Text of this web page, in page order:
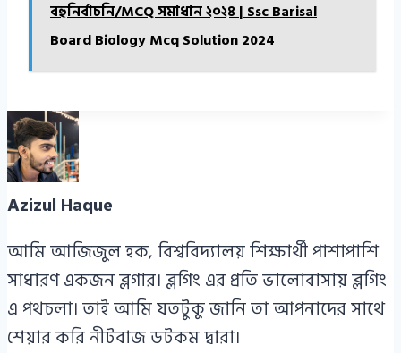
বহুনির্বাচনি/MCQ সমাধান ২০২৪ | Ssc Barisal
Board Biology Mcq Solution 2024
Azizul Haque
আমি আজিজুল হক, বিশ্ববিদ্যালয় শিক্ষার্থী পাশাপাশি
সাধারণ একজন ব্লগার। ব্লগিং এর প্রতি ভালোবাসায় ব্লগিং
এ পথচলা। তাই আমি যতটুকু জানি তা আপনাদের সাথে
শেয়ার করি নীটবাজ ডটকম দ্বারা।